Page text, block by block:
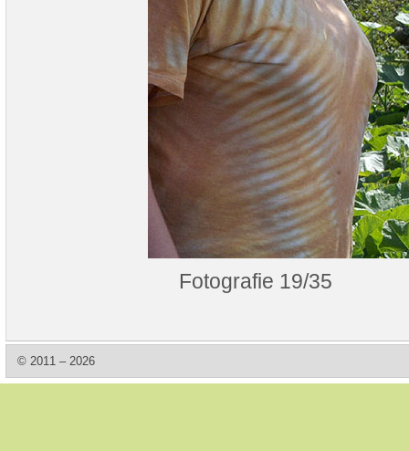
Fotografie 19/35
© 2011 – 2026